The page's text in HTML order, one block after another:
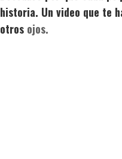
historia. Un video que te
otros ojos.